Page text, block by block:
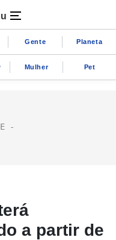
Gente Planeta
Mulher Pet
a partir de